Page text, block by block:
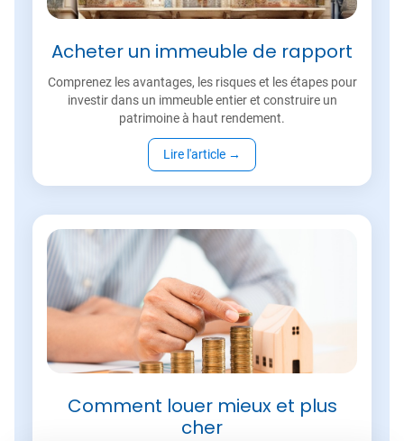
Acheter un immeuble de rapport
Comprenez les avantages, les risques et les étapes pour
investir dans un immeuble entier et construire un
patrimoine à haut rendement.
Lire l'article →
Comment louer mieux et plus
cher